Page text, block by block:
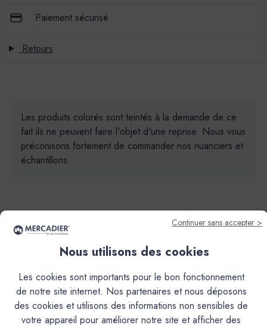
Paiement sécurisé
Retours
Les produits colorés sont teintés à la demande de ce
fait ils ne peuvent faire l'objet d'une reprise. Nous vous
préconisons fortement de commander nos nuanciers et
échantillons.
Descriptif
Caractéristiques
Continuer sans accepter >
Nous utilisons des cookies
Les cookies sont importants pour le bon fonctionnement
de notre site internet. Nos partenaires et nous déposons
des cookies et utilisons des informations non sensibles de
votre appareil pour améliorer notre site et afficher des